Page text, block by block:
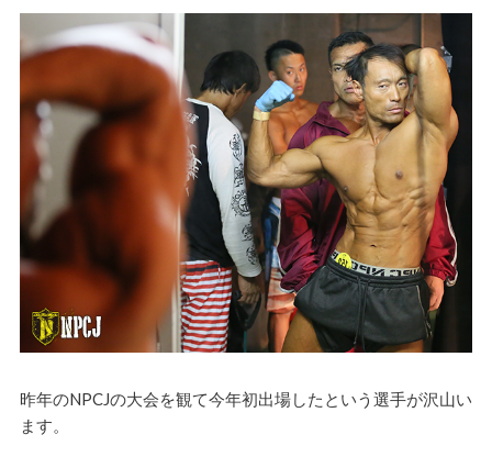
昨年のNPCJの大会を観て今年初出場したという選手が沢山い
ます。